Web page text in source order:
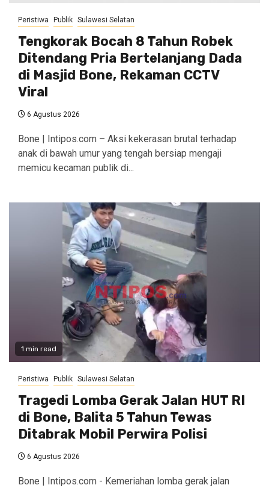
Peristiwa Publik Sulawesi Selatan
Tengkorak Bocah 8 Tahun Robek
Ditendang Pria Bertelanjang Dada
di Masjid Bone, Rekaman CCTV
Viral
6 Agustus 2026
Bone | Intipos.com – Aksi kekerasan brutal terhadap
anak di bawah umur yang tengah bersiap mengaji
memicu kecaman publik di...
1 min read
Peristiwa Publik Sulawesi Selatan
Tragedi Lomba Gerak Jalan HUT RI
di Bone, Balita 5 Tahun Tewas
Ditabrak Mobil Perwira Polisi
6 Agustus 2026
​Bone | Intipos.com - Kemeriahan lomba gerak jalan